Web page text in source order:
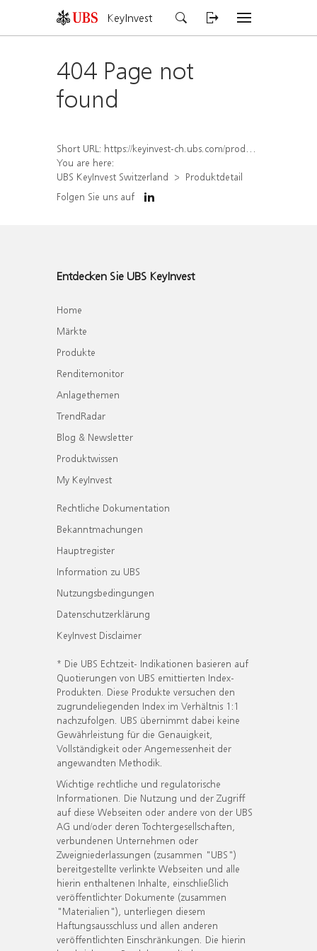
KeyInvest
404 Page not
found
Short URL: https://keyinvest-ch.ubs.com/produkt/detail/index/isin/CH1579759726
You are here:
UBS KeyInvest Switzerland
Produktdetail
Folgen Sie uns auf
Entdecken Sie UBS KeyInvest
Home
Märkte
Produkte
Renditemonitor
Anlagethemen
TrendRadar
Blog & Newsletter
Produktwissen
My KeyInvest
Rechtliche Dokumentation
Bekanntmachungen
Hauptregister
Information zu UBS
Nutzungsbedingungen
Datenschutzerklärung
KeyInvest Disclaimer
* Die UBS Echtzeit- Indikationen basieren auf
Quotierungen von UBS emittierten Index-
Produkten. Diese Produkte versuchen den
zugrundeliegenden Index im Verhältnis 1:1
nachzufolgen. UBS übernimmt dabei keine
Gewährleistung für die Genauigkeit,
Vollständigkeit oder Angemessenheit der
angewandten Methodik.
Wichtige rechtliche und regulatorische
Informationen. Die Nutzung und der Zugriff
auf diese Webseiten oder andere von der UBS
AG und/oder deren Tochtergesellschaften,
verbundenen Unternehmen oder
Zweigniederlassungen (zusammen "UBS")
bereitgestellte verlinkte Webseiten und alle
hierin enthaltenen Inhalte, einschließlich
veröffentlichter Dokumente (zusammen
"Materialien"), unterliegen diesem
Haftungsausschluss und allen anderen
veröffentlichten Einschränkungen. Die hierin